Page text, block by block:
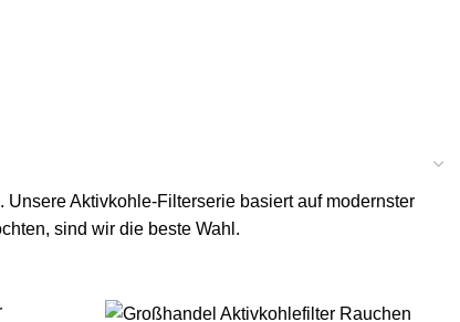
Aktivkohle-Filterserie basiert auf modernster
sind wir die beste Wahl.